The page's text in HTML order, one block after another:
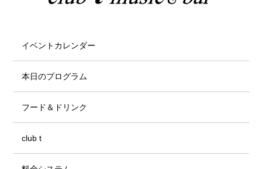
イベントカレンダー
本日のプログラム
フード＆ドリンク
club t